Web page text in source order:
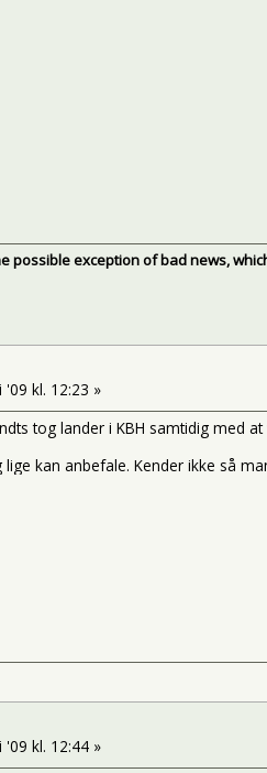
possible exception of bad news,
'09 kl. 12:23 »
tog lander i KBH samtidig med
kan anbefale. Kender ikke så
'09 kl. 12:44 »